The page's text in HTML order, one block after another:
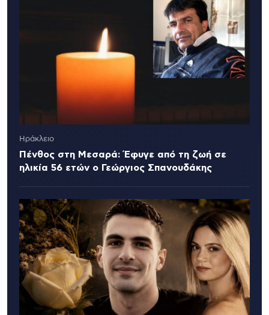
Ηράκλειο
Πένθος στη Μεσαρά: Έφυγε από τη ζωή σε
ηλικία 56 ετών ο Γεώργιος Σπανουδάκης